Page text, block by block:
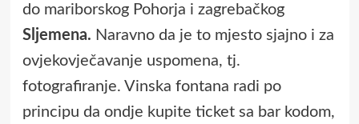
do mariborskog Pohorja i zagrebačkog
Sljemena. Naravno da je to mjesto sjajno i za
ovjekovječavanje uspomena, tj.
fotografiranje. Vinska fontana radi po
principu da ondje kupite ticket sa bar kodom,